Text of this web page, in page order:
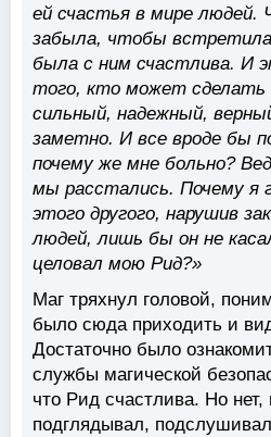
ей счастья в мире людей.
забыла, чтобы встретила
была с ним счастлива. И
того, кто может сделать
сильный, надежный,
заметно. И все вроде бы
почему же мне больно?
мы расстались. Почему я
этого другого, нарушив
людей, лишь бы он не
целовал мою Рид?»
Маг тряхнул головой,
было сюда приходить и
Достаточно было
службы магической
что Рид счастлива. Но
подглядывал,